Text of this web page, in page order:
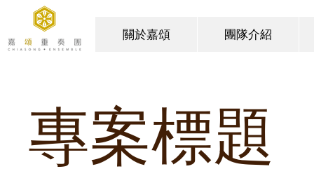
關於嘉頌 團隊介紹
專案標題